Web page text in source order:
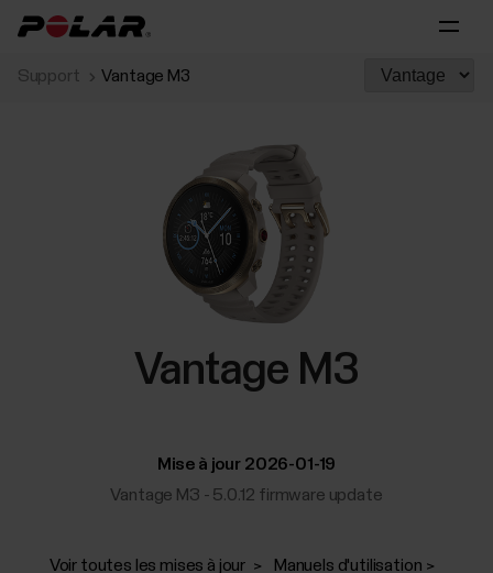
Support Vantage M3
Vantage M3
Mise à jour 2026-01-19
Vantage M3 - 5.0.12 firmware update
Voir toutes les mises à jour Manuels d'utilisation